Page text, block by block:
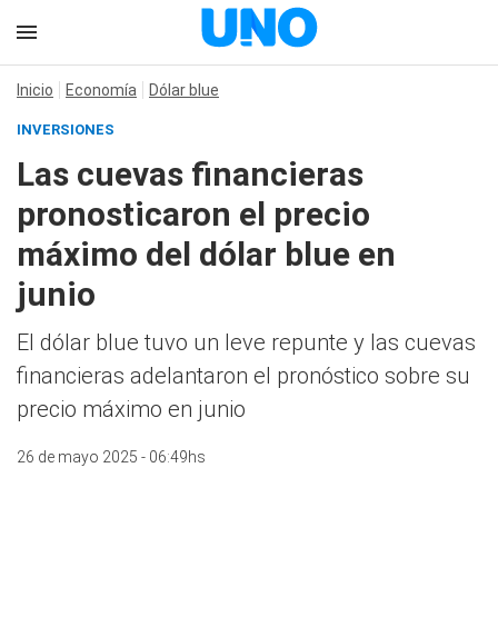
Inicio Economía Dólar blue
INVERSIONES
Las cuevas financieras
pronosticaron el precio
máximo del dólar blue en
junio
El dólar blue tuvo un leve repunte y las cuevas
financieras adelantaron el pronóstico sobre su
precio máximo en junio
26 de mayo 2025 - 06:49hs